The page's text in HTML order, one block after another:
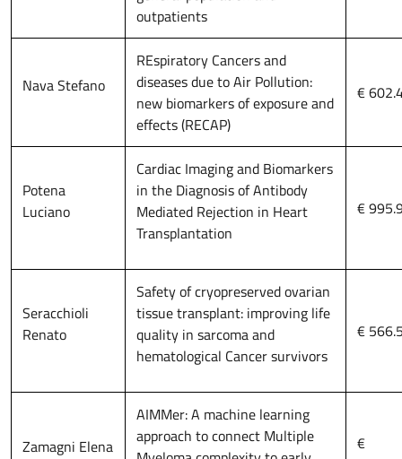
outpatients
Nava Stefano
REspiratory Cancers and
diseases due to Air Pollution:
new biomarkers of exposure and
effects (RECAP)
€
Potena
Luciano
Cardiac Imaging and Biomarkers
in the Diagnosis of Antibody
Mediated Rejection in Heart
Transplantation
€
Seracchioli
Renato
Safety of cryopreserved ovarian
tissue transplant: improving life
quality in sarcoma and
hematological Cancer survivors
€
Zamagni Elena
AIMMer: A machine learning
approach to connect Multiple
€